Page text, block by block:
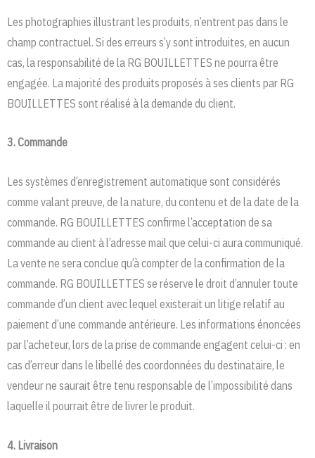
Les photographies illustrant les produits, n’entrent pas dans le
champ contractuel. Si des erreurs s’y sont introduites, en aucun
cas, la responsabilité de la RG BOUILLETTES ne pourra être
engagée. La majorité des produits proposés à ses clients par RG
BOUILLETTES sont réalisé à la demande du client.
3. Commande
Les systèmes d’enregistrement automatique sont considérés
comme valant preuve, de la nature, du contenu et de la date de la
commande. RG BOUILLETTES confirme l’acceptation de sa
commande au client à l’adresse mail que celui-ci aura communiqué.
La vente ne sera conclue qu’à compter de la confirmation de la
commande. RG BOUILLETTES se réserve le droit d’annuler toute
commande d’un client avec lequel existerait un litige relatif au
paiement d’une commande antérieure. Les informations énoncées
par l’acheteur, lors de la prise de commande engagent celui-ci : en
cas d’erreur dans le libellé des coordonnées du destinataire, le
vendeur ne saurait être tenu responsable de l’impossibilité dans
laquelle il pourrait être de livrer le produit.
4. Livraison